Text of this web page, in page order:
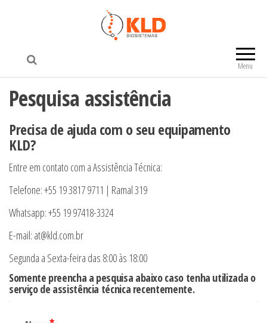
KLD Biosistemas
Menu
Pesquisa assistência
Precisa de ajuda com o seu equipamento
KLD?
Entre em contato com a Assistência Técnica:
Telefone: +55 19 3817 9711 | Ramal 319
Whatsapp: +55 19 97418-3324
E-mail: at@kld.com.br
Segunda a Sexta-feira das 8:00 às 18:00
Somente preencha a pesquisa abaixo caso tenha utilizada o
serviço de assistência técnica recentemente.